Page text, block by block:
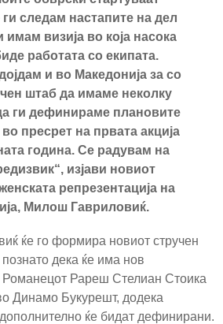
следам настапите на дел
имам визија во која насока
работата со екипата.
и во Македонија за со
штаб да имаме неколку
ги дефинираме плановите
пресрет на првата акција
година. Се радувам на
изјави новиот
репрезентација на
Милош Гавриловиќ.
ќе го формира новиот стручен
познато дека ќе има нов
Романецот Рареш Стелиан Стоика
Динамо Букурешт, додека
ќе бидат дефинирани.